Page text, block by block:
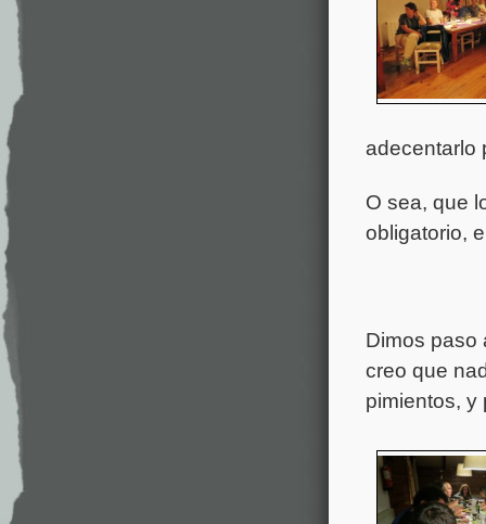
adecentarlo
O sea, que
obligatorio,
Dimos paso
creo que
pimientos,